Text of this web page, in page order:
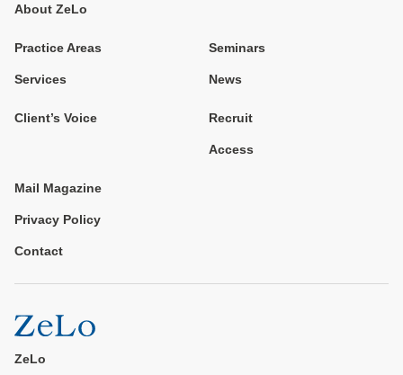
About ZeLo
Practice Areas
Services
Seminars
News
Client’s Voice Recruit
Access
Mail Magazine
Privacy Policy
Contact
ZeLo